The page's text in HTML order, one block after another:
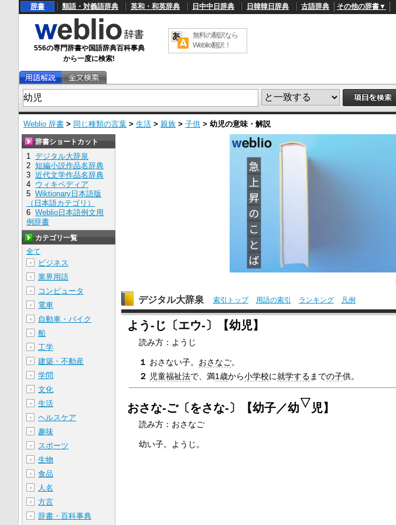
辞書 類語・対義語辞典 英和・和英辞典 日中中日辞典 日韓韓日辞典 古語辞典 その他の辞書▼
556の専門辞書や国語辞典百科事典
から一度に検索!
無料の翻訳なら
Weblio翻訳！
Weblio 辞書 > 同じ種類の言葉 > 生活 > 親族 > 子供 > 幼児の意味・解説
デジタル大辞泉 索引トップ 用語の索引 ランキング 凡例
よう‐じ〔エウ‐〕【幼児】
読み方：ようじ
１ おさない子。 おさなご。
２ 児童福祉法で、満1歳から小学校に就学するまでの子供。
おさな‐ご〔をさな‐〕【幼子／幼▽ 児】
読み方：おさなご
幼い子。ようじ。
辞書ショートカット
1 デジタル大辞泉
2 短編小説作品名辞典
3 近代文学作品名辞典
4 ウィキペディア
5 Wiktionary日本語版
（日本語カテゴリ）
6 Weblio日本語例文用
例辞書
カテゴリ一覧
全て
＋
ビジネス
＋ 業界用語
＋ コンピュータ
＋ 電車
＋ 自動車・バイク
＋ 船
＋ 工学
＋ 建築・不動産
＋ 学問
＋ 文化
＋ 生活
＋ ヘルスケア
＋ 趣味
＋ スポーツ
＋ 生物
＋ 食品
＋ 人名
＋ 方言
＋ 辞書・百科事典